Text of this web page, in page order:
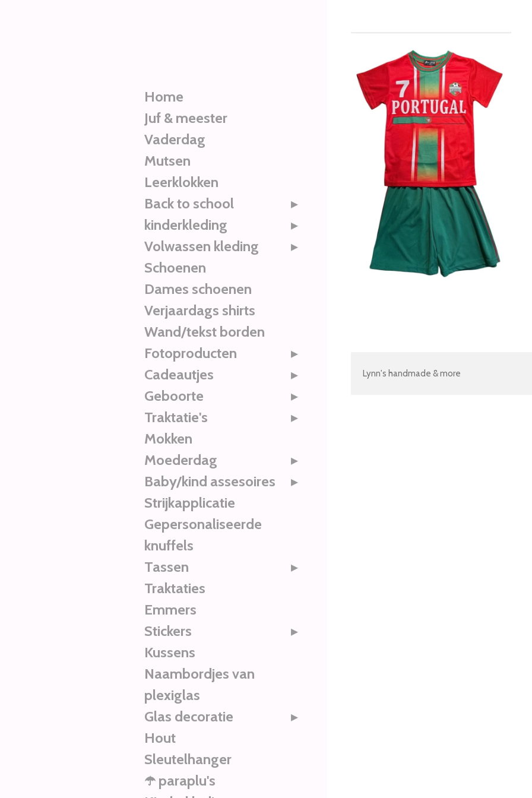
Lynn's handmade & more
Home
Juf & meester
Vaderdag
Mutsen
Leerklokken
Back to school
kinderkleding
Volwassen kleding
Schoenen
Dames schoenen
Verjaardags shirts
Wand/tekst borden
Fotoproducten
Cadeautjes
Geboorte
Traktatie's
Mokken
Moederdag
Baby/kind assesoires
Strijkapplicatie
Gepersonaliseerde
knuffels
Tassen
Traktaties
Emmers
Stickers
Kussens
Naambordjes van
plexiglas
Glas decoratie
Hout
Sleutelhanger
☂️ paraplu's